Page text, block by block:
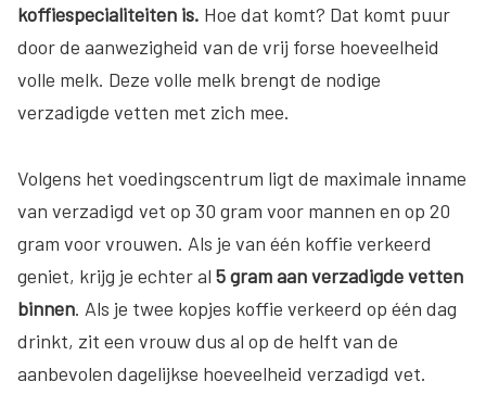
koffiespecialiteiten is. Hoe dat komt? Dat komt puur
door de aanwezigheid van de vrij forse hoeveelheid
volle melk. Deze volle melk brengt de nodige
verzadigde vetten met zich mee.
Volgens het voedingscentrum ligt de maximale inname
van verzadigd vet op 30 gram voor mannen en op 20
gram voor vrouwen. Als je van één koffie verkeerd
geniet, krijg je echter al 5 gram aan verzadigde vetten
binnen. Als je twee kopjes koffie verkeerd op één dag
drinkt, zit een vrouw dus al op de helft van de
aanbevolen dagelijkse hoeveelheid verzadigd vet.